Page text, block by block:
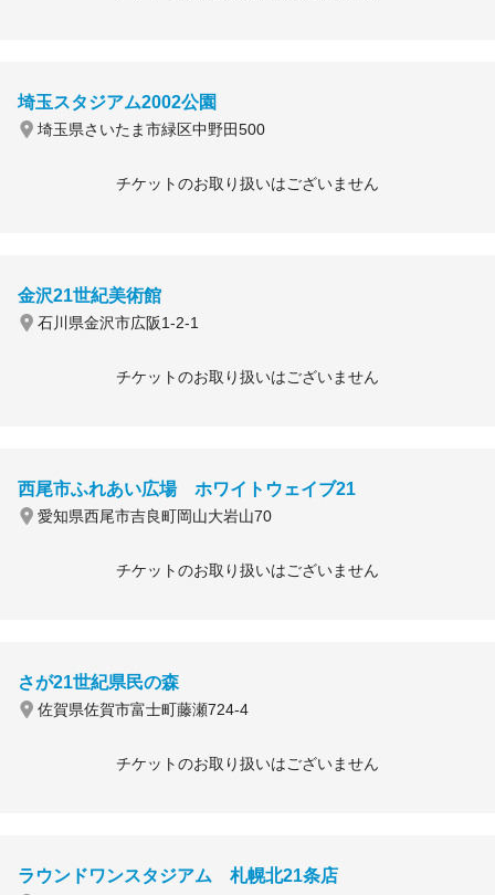
埼玉スタジアム2002公園
埼玉県さいたま市緑区中野田500
チケットのお取り扱いはございません
金沢21世紀美術館
石川県金沢市広阪1-2-1
チケットのお取り扱いはございません
西尾市ふれあい広場 ホワイトウェイブ21
愛知県西尾市吉良町岡山大岩山70
チケットのお取り扱いはございません
さが21世紀県民の森
佐賀県佐賀市富士町藤瀬724-4
チケットのお取り扱いはございません
ラウンドワンスタジアム 札幌北21条店